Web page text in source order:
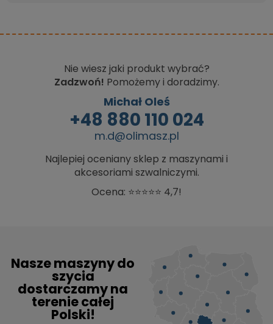
Nie wiesz jaki produkt wybrać?
Zadzwoń! Pomożemy i doradzimy.
Michał Oleś
+48 880 110 024
m.d@olimasz.pl
Najlepiej oceniany sklep z maszynami i
akcesoriami szwalniczymi.
Ocena: ⭐⭐⭐⭐⭐ 4,7!
Nasze maszyny do
szycia
dostarczamy na
terenie całej
Polski!